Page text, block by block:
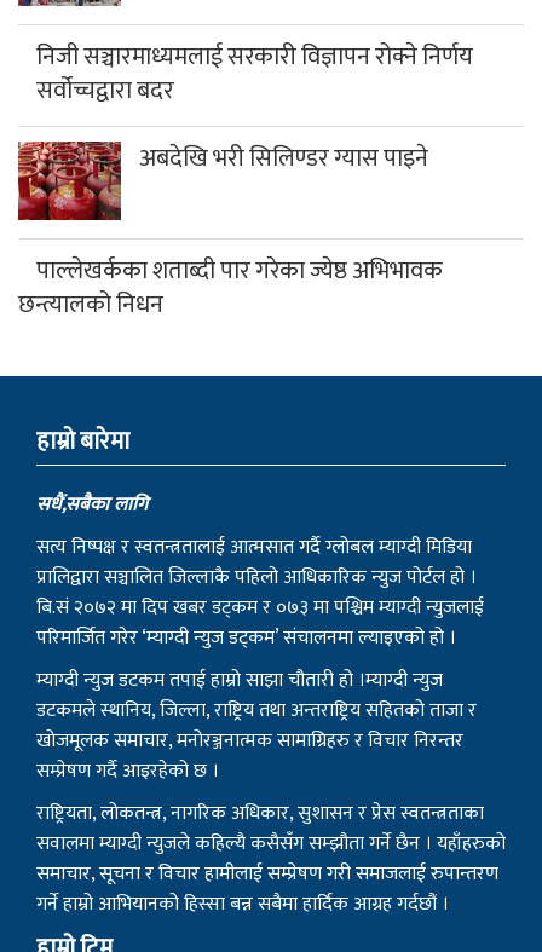
निजी सञ्चारमाध्यमलाई सरकारी विज्ञापन रोक्ने निर्णय
सर्वोच्चद्वारा बदर
अबदेखि भरी सिलिण्डर ग्यास पाइने
पाल्लेखर्कका शताब्दी पार गरेका ज्येष्ठ अभिभावक
छन्त्यालको निधन
हाम्राे बारेमा
सधैं,सबैका लागि
सत्य निष्पक्ष र स्वतन्त्रतालाई आत्मसात गर्दै ग्लोबल म्याग्दी मिडिया
प्रालिद्वारा सञ्चालित जिल्लाकै पहिलो आधिकारिक न्युज पोर्टल हो ।
बि.सं २०७२ मा दिप खबर डट्कम र ०७३ मा पश्चिम म्याग्दी न्युजलाई
परिमार्जित गरेर ‘म्याग्दी न्युज डट्कम’ संचालनमा ल्याइएको हो ।
म्याग्दी न्युज डटकम तपाई हाम्रो साझा चौतारी हो ।म्याग्दी न्युज
डटकमले स्थानिय, जिल्ला, राष्ट्रिय तथा अन्तराष्ट्रिय सहितको ताजा र
खोजमूलक समाचार, मनोरञ्जनात्मक सामाग्रिहरु र विचार निरन्तर
सम्प्रेषण गर्दै आइरहेको छ ।
राष्ट्रियता, लोकतन्त्र, नागरिक अधिकार, सुशासन र प्रेस स्वतन्त्रताका
सवालमा म्याग्दी न्युजले कहिल्यै कसैसँग सम्झौता गर्ने छैन । यहाँहरुको
समाचार, सूचना र विचार हामीलाई सम्प्रेषण गरी समाजलाई रुपान्तरण
गर्ने हाम्रो आभियानको हिस्सा बन्न सबैमा हार्दिक आग्रह गर्दछौं ।